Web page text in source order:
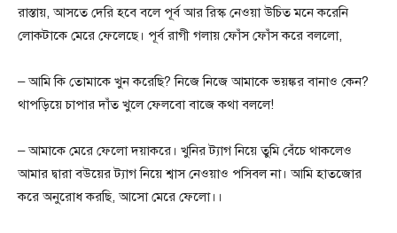
রাস্তায়, আসতে দেরি হবে বলে পূর্ব আর রিস্ক নেওয়া উচিত মনে করেনি
লোকটাকে মেরে ফেলেছে। পূর্ব রাগী গলায় ফোঁস ফোঁস করে বললো,
– আমি কি তোমাকে খুন করেছি? নিজে নিজে আমাকে ভয়ঙ্কর বানাও কেন?
থাপড়িয়ে চাপার দাঁত খুলে ফেলবো বাজে কথা বললে!
– আমাকে মেরে ফেলো দয়াকরে। খুনির ট্যাগ নিয়ে তুমি বেঁচে থাকলেও
আমার দ্বারা বউয়ের ট্যাগ নিয়ে শ্বাস নেওয়াও পসিবল না। আমি হাতজোর
করে অনুরোধ করছি, আসো মেরে ফেলো।।